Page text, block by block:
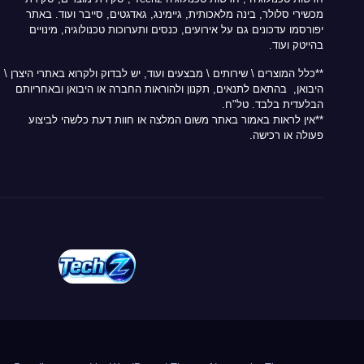
מכשירי סלולר, בינה מלאכותית, גיימינג, גאדגטים, סייבר ועוד. באתר
יפורסמו עדכונים גם על אירועים, כנסים ותערוכות טכנולוגיה, מינויים
בהייטק ועוד.
**כלל המוצרים \ שירותים \ מבצעים ועוד, יש לבדוק ולקרוא באתרי היצרן \
היבואן, בהתאם לתנאים, תקנון ולהוראות החברה או היבואן ובאחריותם
הבלעדית בלבד. טל"ח.
**אין לראות באמור באתר משום המלצה או חוות דעת כלשהי לביצוע
פעולה או רכישה.